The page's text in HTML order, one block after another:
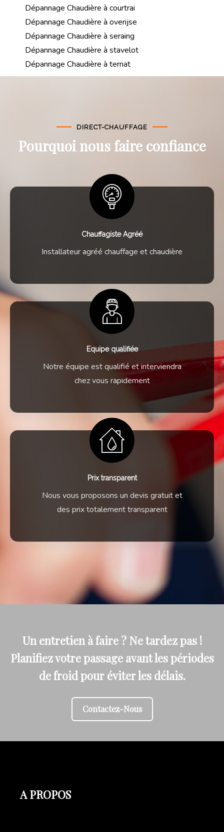
Dépannage Chaudière à courtrai
Dépannage Chaudière à overijse
Dépannage Chaudière à seraing
Dépannage Chaudière à stavelot
Dépannage Chaudière à ternat
DIRECT-CHAUFFAGE
Pourquoi nous faire confiance
Chauffagiste Agréé
Installateur agréé chauffage et chaudière
Equipe qualifiée
Notre équipe est qualifié et interviendra
chez vous rapidement
Prix transparent
Nous vous proposons un devis gratuit et
des prix totalement transparent
Un entretien à faire ? Ne tardez pas !
Planifiez votre passage avant les périodes
de froid pour éviter les délais.
Contactez-Nous
A PROPOS